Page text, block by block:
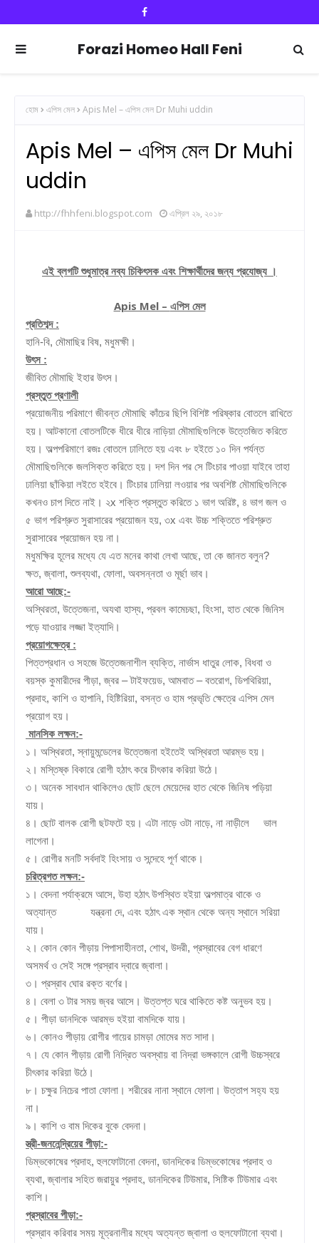
Forazi Homeo Hall Feni
হোম এপিস মেল Apis Mel – এপিস মেল Dr Muhi uddin
Apis Mel – এপিস মেল Dr Muhi
uddin
http://fhhfeni.blogspot.com এপ্রিল ২৯, ২০১৮
এই ব্লগটি শুধুমাত্র নব্য চিকিৎসক এবং শিক্ষার্থীদের জন্য প্রযোজ্য ।
Apis Mel – এপিস মেল
প্রতিশব্দ :
হানি-বি, মৌমাছির বিষ, মধুমক্ষী।
উৎস :
জীবিত মৌমাছি ইহার উৎস।
প্রস্তুত প্রণালী
প্রয়োজনীয় পরিমাণে জীবন্ত মৌমাছি কাঁচের ছিপি বিশিষ্ট পরিষ্কার বোতলে রাখিতে
হয়। আটকানো বোতলটিকে ধীরে ধীরে নাড়িয়া মৌমাছিগুলিকে উত্তেজিত করিতে
হয়। অল্পপরিমাণে রজঃ বোতলে ঢালিতে হয় এবং ৮ হইতে ১০ দিন পর্যন্ত
মৌমাছিগুলিকে জলসিক্ত করিতে হয়। দশ দিন পর সে টিংচার পাওয়া যাইবে তাহা
ঢালিয়া ছাঁকিয়া লইতে হইবে। টিংচার ঢালিয়া লওয়ার পর অবশিষ্ট মৌমাছিগুলিকে
কখনও চাপ দিতে নাই। ২x শক্তি প্রস্তুত করিতে ১ ভাগ অরিষ্ট, ৪ ভাগ জল ও
৫ ভাগ পরিশ্রুত সুরাসারের প্রয়োজন হয়, ৩x এবং উচ্চ শক্তিতে পরিশ্রুত
সুরাসারের প্রয়োজন হয় না।
মধুমক্ষির হূলের মধ্যে যে এত মনের কাথা লেখা আছে, তা কে জানত বলুন?
ক্ষত, জ্বালা, শুলব্যথা, ফোলা, অবসন্নতা ও মূর্ছা ভাব।
আরো আছে:-
অস্থিরতা, উত্তেজনা, অযথা হাস্য, প্রবল কামেচছা, হিংসা, হাত থেকে জিনিস
পড়ে যাওয়ার লজ্জা ইত্যাদি।
প্রয়োগক্ষেত্র :
পিত্তপ্রধান ও সহজে উত্তেজনাশীল ব্যক্তি, নার্ভাস ধাতুর লোক, বিধবা ও
বয়স্ক কুমারীদের পীড়া, জ্বর – টাইফয়েড, আমবাত – বতরোগ, ডিপথিরিয়া,
প্রদাহ, কাশি ও হাপানি, হিষ্টিরিয়া, বসন্ত ও হাম প্রভৃতি ক্ষেত্রে এপিস মেল
প্রয়োগ হয়।
মানসিক লক্ষন:-
১। অস্থিরতা, স্নায়ুমন্ডেলের উত্তেজনা হইতেই অস্থিরতা আরম্ভ হয়।
২। মস্তিষ্ক বিকারে রোগী হঠাৎ করে চীৎকার করিয়া উঠে।
৩। অনেক সাবধান থাকিলেও ছোট ছেলে মেয়েদের হাত থেকে জিনিষ পড়িয়া
যায়।
৪। ছোট বালক রোগী ছটফটে হয়। এটা নাড়ে ওটা নাড়ে, না নাড়ীলে
ভাল
লাগেনা।
৫। রোগীর মনটি সর্বদাই হিংসায় ও সন্দেহে পূর্ণ থাকে।
চরিত্রগত লক্ষন:-
১। বেদনা পর্যাক্রমে আসে, উহা হঠাৎ উপস্থিত হইয়া অল্পমাত্র থাকে ও
অত্যান্ত
যন্ত্রনা দে, এবং হঠাৎ এক স্থান থেকে অন্য স্থানে সরিয়া
যায়।
২। কোন কোন পীড়ায় পিপাসাহীনতা, শোথ, উদরী, প্রস্রাবের বেগ ধারণে
অসমর্থ ও সেই সঙ্গে প্রস্রাব দ্বারে জ্বালা।
৩। প্রস্রাব ঘোর রক্ত বর্ণের।
৪। বেলা ৩ টার সময় জ্বর আসে। উত্তপ্ত ঘরে থাকিতে কষ্ট অনুভব হয়।
৫। পীড়া ডানদিকে আরম্ভ হইয়া বামদিকে যায়।
৬। কোনও পীড়ায় রোগীর গায়ের চামড়া মোমের মত সাদা।
৭। যে কোন পীড়ায় রোগী নিদ্রিত অবস্থায় বা নিদ্রা ভঙ্গকালে রোগী উচ্চস্বরে
চীৎকার করিয়া উঠে।
৮। চক্ষুর নিচের পাতা ফোলা। শরীরের নানা স্থানে ফোলা। উত্তাপ সহ্য হয়
না।
৯। কাশি ও বাম দিকের বুকে বেদনা।
স্ত্রী-জননেন্দ্রিয়ের পীড়া:-
ডিম্ভকোষের প্রদাহ, হুলফোটানো বেদনা, ডানদিকের ডিম্ভকোষের প্রদাহ ও
ব্যথা, জ্বালার সহিত জরায়ুর প্রদাহ, ডানদিকের টিউমার, সিষ্টিক টিউমার এবং
কাশি।
প্রস্রাবের পীড়া:-
প্রস্রাব করিবার সময় মূত্রনালীর মধ্যে অত্যন্ত জ্বালা ও হুলফোটানো ব্যথা।